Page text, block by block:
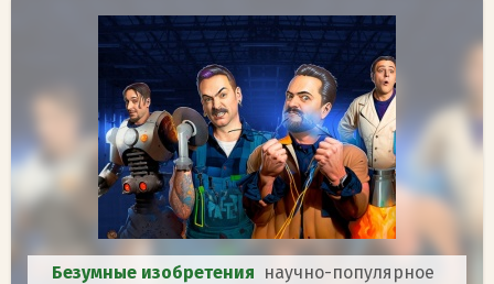
Безумные изобретения научно-популярное